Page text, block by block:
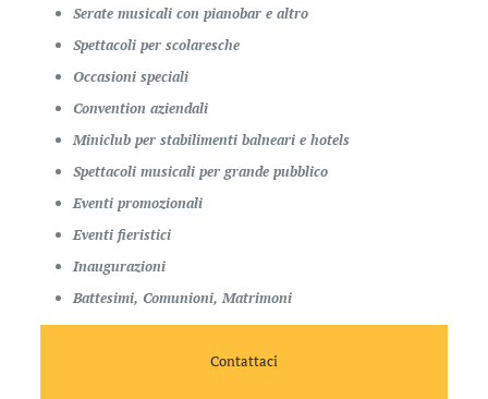
Serate musicali con pianobar e altro
Spettacoli per scolaresche
Occasioni speciali
Convention aziendali
Miniclub per stabilimenti balneari e hotels
Spettacoli musicali per grande pubblico
Eventi promozionali
Eventi fieristici
Inaugurazioni
Battesimi, Comunioni, Matrimoni
Contattaci